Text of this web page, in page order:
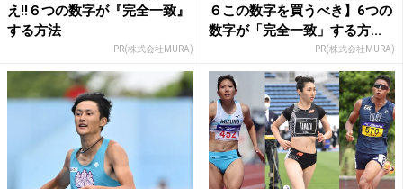
え!!６つの数字が『完全一致』
する方法
PR(株式会社MURA)
６この数字を買うべき】6つの
数字が「完全一致」する方...
PR(株式会社MURA)